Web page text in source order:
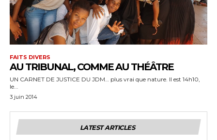
FAITS DIVERS
AU TRIBUNAL, COMME AU THÉÂTRE
UN CARNET DE JUSTICE DU JDM… plus vrai que nature. Il est 14h10,
le...
3 juin 2014
LATEST ARTICLES